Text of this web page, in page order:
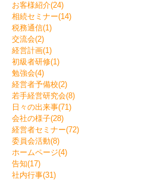
お客様紹介(24)
相続セミナー(14)
税務通信(1)
交流会(2)
経営計画(1)
初級者研修(1)
勉強会(4)
経営者予備校(2)
若手経営研究会(8)
日々の出来事(71)
会社の様子(28)
経営者セミナー(72)
委員会活動(8)
ホームページ(4)
告知(17)
社内行事(31)